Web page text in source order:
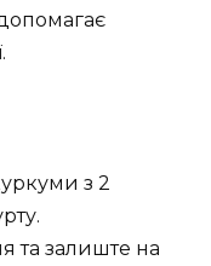
з 2
та залиште на